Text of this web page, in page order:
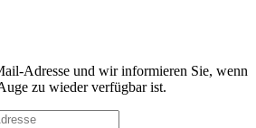
Adresse und wir informieren Sie, wenn
zu wieder verfügbar ist.